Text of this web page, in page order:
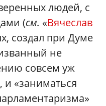
людей, с
(см. «Вячеслав
создал при Думе
не
совсем уж
и «заниматься